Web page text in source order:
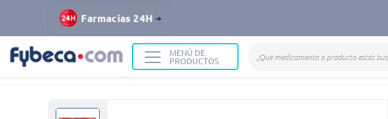
Farmacias 24H
MENÚ DE
PRODUCTOS
Infantil y Maternidad Alimentación Infantil